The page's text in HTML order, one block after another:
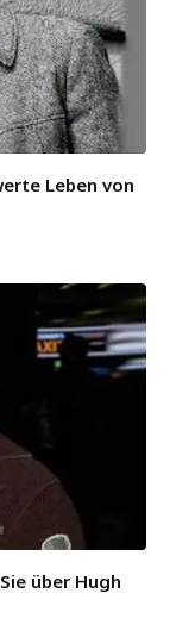
Leben von
über Hugh